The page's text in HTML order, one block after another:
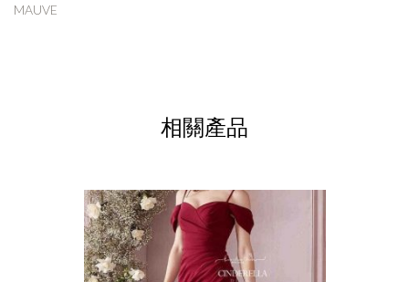
MAUVE
相關產品